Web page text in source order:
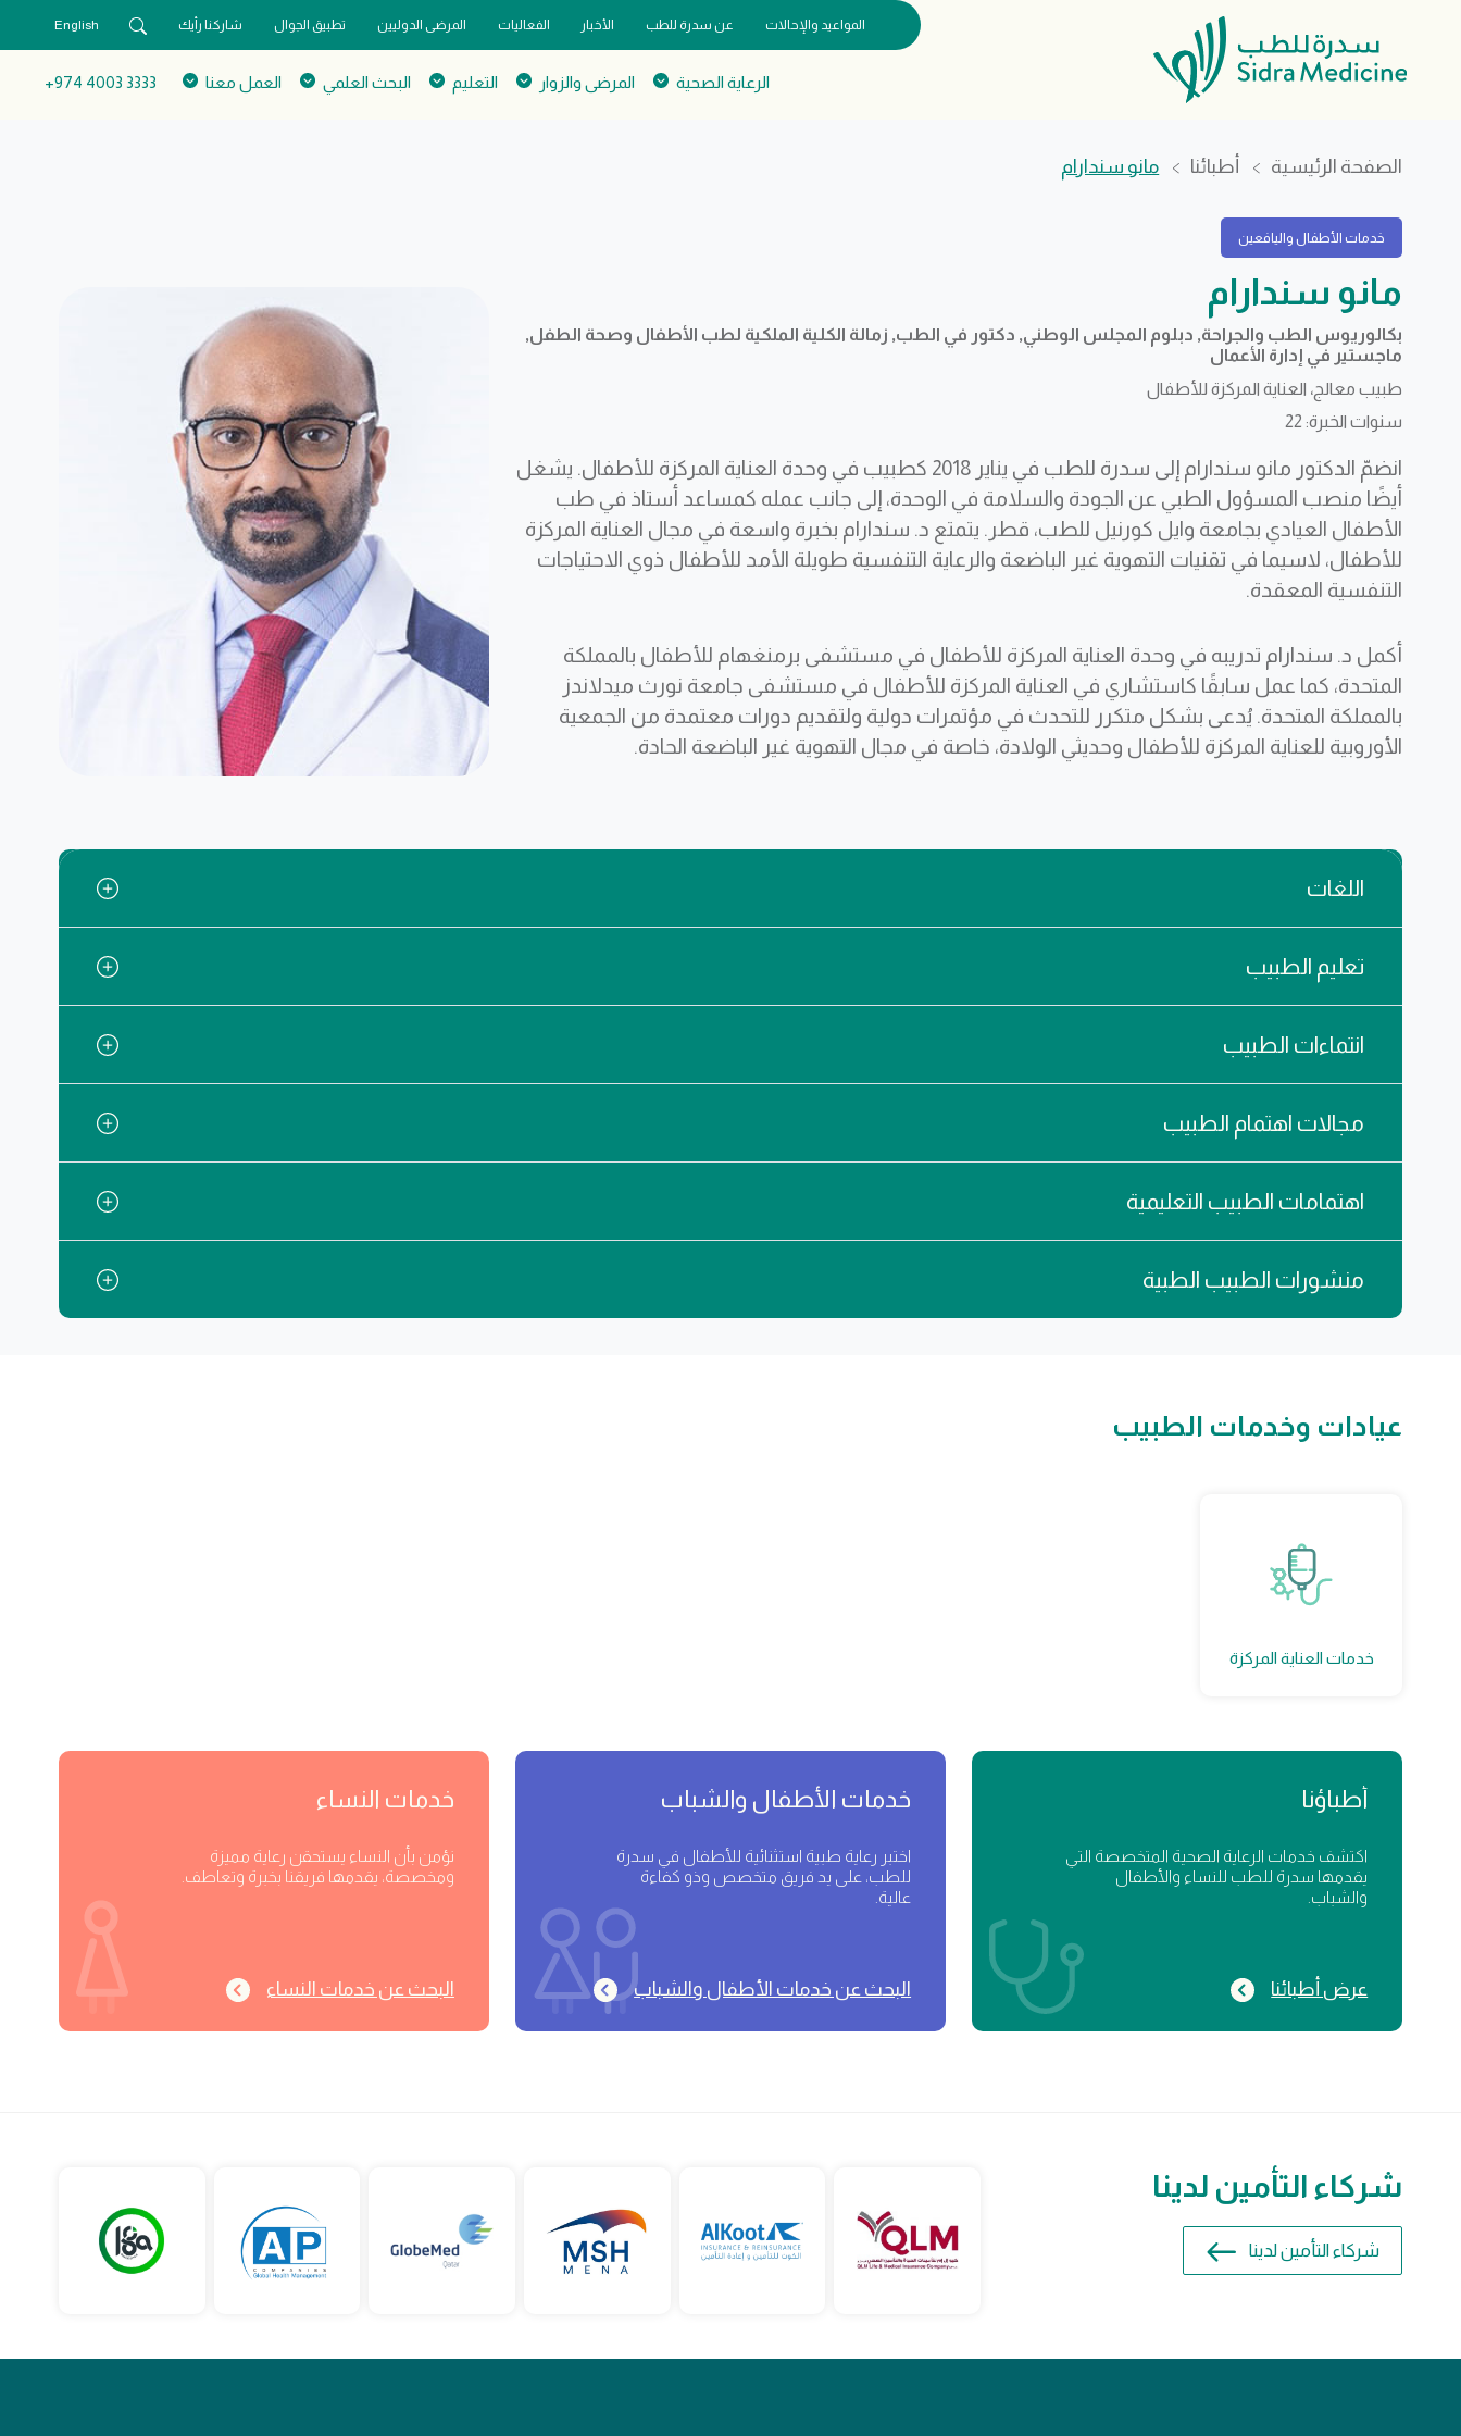
المواعيد والإحالات عن سدرة للطب الأخبار الفعاليات المرضى الدوليين تطبيق الجوال شاركنا رأيك English
الرعاية الصحية المرضى والزوار التعليم البحث العلمي العمل معنا 3333 4003 974+
الصفحة الرئيسية أطبائنا مانو سندارام
خدمات الأطفال واليافعين
مانو سندارام
بكالوريوس الطب والجراحة, دبلوم المجلس الوطني, دكتور في الطب, زمالة الكلية الملكية لطب الأطفال وصحة الطفل,
ماجستير في إدارة الأعمال
طبيب معالج، العناية المركزة للأطفال
سنوات الخبرة: 22
انضمّ الدكتور مانو سندارام إلى سدرة للطب في يناير 2018 كطبيب في وحدة العناية المركزة للأطفال. يشغل
أيضًا منصب المسؤول الطبي عن الجودة والسلامة في الوحدة، إلى جانب عمله كمساعد أستاذ في طب
الأطفال العيادي بجامعة وايل كورنيل للطب، قطر. يتمتع د. سندارام بخبرة واسعة في مجال العناية المركزة
للأطفال، لاسيما في تقنيات التهوية غير الباضعة والرعاية التنفسية طويلة الأمد للأطفال ذوي الاحتياجات
التنفسية المعقدة.
أكمل د. سندارام تدريبه في وحدة العناية المركزة للأطفال في مستشفى برمنغهام للأطفال بالمملكة
المتحدة، كما عمل سابقًا كاستشاري في العناية المركزة للأطفال في مستشفى جامعة نورث ميدلاندز
بالمملكة المتحدة. يُدعى بشكل متكرر للتحدث في مؤتمرات دولية ولتقديم دورات معتمدة من الجمعية
الأوروبية للعناية المركزة للأطفال وحديثي الولادة، خاصة في مجال التهوية غير الباضعة الحادة.
اللغات
تعليم الطبيب
انتماءات الطبيب
مجالات اهتمام الطبيب
اهتمامات الطبيب التعليمية
منشورات الطبيب الطبية
عيادات وخدمات الطبيب
خدمات العناية المركزة
أطباؤنا
اكتشف خدمات الرعاية الصحية المتخصصة التي
يقدمها سدرة للطب للنساء والأطفال
والشباب.
عرض أطبائنا
خدمات الأطفال والشباب
اختبر رعاية طبية استثنائية للأطفال في سدرة
للطب، على يد فريق متخصص وذو كفاءة
عالية.
البحث عن خدمات الأطفال والشباب
خدمات النساء
نؤمن بأن النساء يستحقن رعاية مميزة
ومخصصة، يقدمها فريقنا بخبرة وتعاطف.
البحث عن خدمات النساء
شركاء التأمين لدينا
شركاء التأمين لدينا